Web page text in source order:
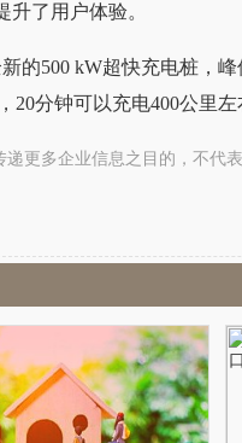
了用户体验。
的500 kW超快充电桩，
20分钟可以充电400公里左
更多企业信息之目的，不代